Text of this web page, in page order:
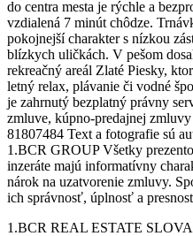
do centra mesta je rýchle a
vzdialená 7 minút chôdze.
pokojnejší charakter s nízkou
blízkych uličkách. V pešom
rekreačný areál Zlaté Piesky,
letný relax, plávanie či vodné
je zahrnutý bezplatný právny
zmluve, kúpno-predajnej
81807484 Text a fotografie sú
1.BCR GROUP Všetky
inzeráte majú informatívny
nárok na uzatvorenie zmluvy.
ich správnosť, úplnosť a
1.BCR REAL ESTATE